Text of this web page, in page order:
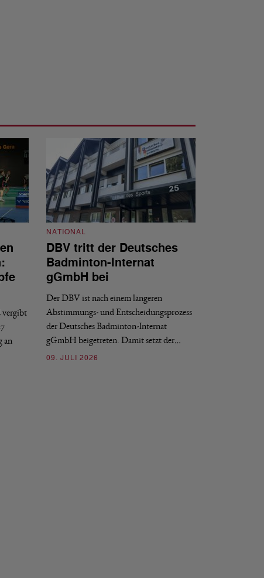
vergibt
an
NATIONAL
DBV tritt der Deutsches
Badminton-Internat
gGmbH bei
Der DBV ist nach einem längeren
Abstimmungs- und Entscheidungsprozess
der Deutsches Badminton-Internat
gGmbH beigetreten. Damit setzt der…
09. JULI 2026